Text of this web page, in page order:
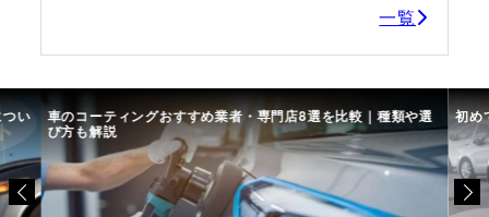
一覧
い 車のコーティングおすすめ業者・専門店8選を比較｜種類や選
び方も解説
初め